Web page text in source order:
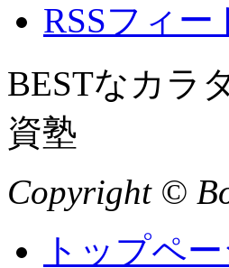
RSSフィー
BESTなカラ
資塾
Copyright ©
トップペ